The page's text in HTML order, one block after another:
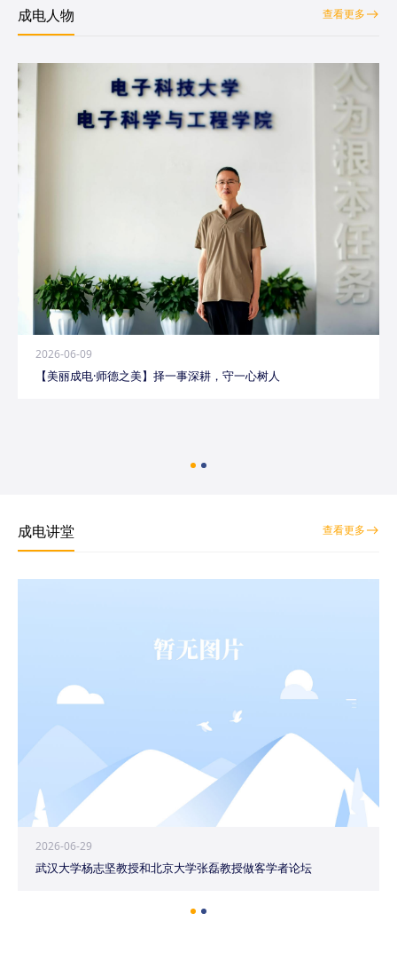
成电人物 查看更多
2026-06-09
【美丽成电·师德之美】择一事深耕，守一心树人
成电讲堂 查看更多
2026-06-29
武汉大学杨志坚教授和北京大学张磊教授做客学者论坛